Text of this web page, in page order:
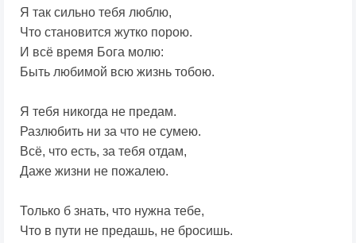
Я так сильно тебя люблю,
Что становится жутко порою.
И всё время Бога молю:
Быть любимой всю жизнь тобою.
Я тебя никогда не предам.
Разлюбить ни за что не сумею.
Всё, что есть, за тебя отдам,
Даже жизни не пожалею.
Только б знать, что нужна тебе,
Что в пути не предашь, не бросишь.